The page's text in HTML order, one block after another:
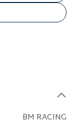
BM RACING